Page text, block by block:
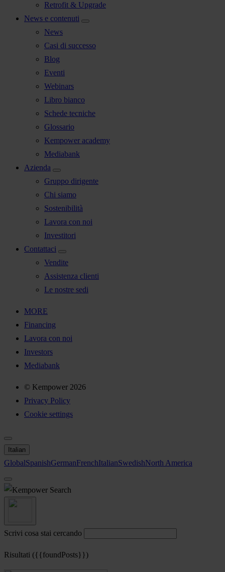
Retrofit & Upgrade
News e contenuti
News
Casi di successo
Blog
Eventi
Webinars
Libro bianco
Schede tecniche
Glossario
Kempower academy
Mediabank
Azienda
Gruppo dirigente
Chi siamo
Sostenibilità
Lavora con noi
Investitori
Contattaci
Vendite
Assistenza clienti
Le nostre sedi
MORE
Financing
Lavora con noi
Investors
Mediabank
© Kempower 2026
Privacy Policy
Cookie settings
Italian
GlobalSpanishGermanFrenchItalianSwedishNorth America
Search
Scrivi cosa stai cercando
Risultati ({{foundPosts}})